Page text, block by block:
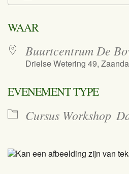
WAAR
Buurtcentrum De
Drielse Wetering 49,
EVENEMENT TYPE
Cursus Workshop